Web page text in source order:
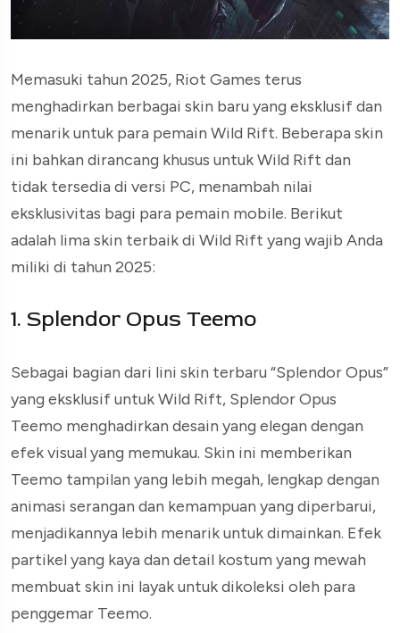
Memasuki tahun 2025, Riot Games terus
menghadirkan berbagai skin baru yang eksklusif dan
menarik untuk para pemain Wild Rift. Beberapa skin
ini bahkan dirancang khusus untuk Wild Rift dan
tidak tersedia di versi PC, menambah nilai
eksklusivitas bagi para pemain mobile. Berikut
adalah lima skin terbaik di Wild Rift yang wajib Anda
miliki di tahun 2025:
1. Splendor Opus Teemo
Sebagai bagian dari lini skin terbaru “Splendor Opus”
yang eksklusif untuk Wild Rift, Splendor Opus
Teemo menghadirkan desain yang elegan dengan
efek visual yang memukau. Skin ini memberikan
Teemo tampilan yang lebih megah, lengkap dengan
animasi serangan dan kemampuan yang diperbarui,
menjadikannya lebih menarik untuk dimainkan. Efek
partikel yang kaya dan detail kostum yang mewah
membuat skin ini layak untuk dikoleksi oleh para
penggemar Teemo.